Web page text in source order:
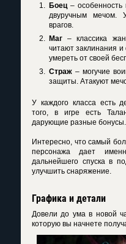
Боец– особенность
двуручным мечом.
врагов.
Маг – классика
читают заклинания
умереть от своей
Страж – могучие
защиты. Атакуют
У каждого класса есть
того, в игре есть
дарующие разные бонусы.
Интересно, что самый
персонажа дает
дальнейшего спуска в
улучшить снаряжение.
Графика и детали
Довели до ума в новой
которую вы начнете